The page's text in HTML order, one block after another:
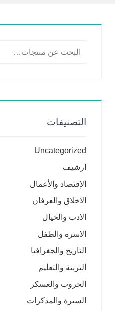
التصنيفات
Uncategorized
ارشيف
الإقتصاد والأعمال
الاخلاق والعرفان
الادب والخيال
الاسرة والطفل
التاريخ والجغرافيا
التربية والتعليم
الحروب والعسكر
السيرة والمذكرات